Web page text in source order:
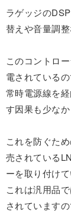
ラゲッジの
替えや音量調整
このコントロ
電されている
常時電源線を
す因果も少なか
これを防ぐた
売されている
ーを取り付けて
これは汎用品
されています